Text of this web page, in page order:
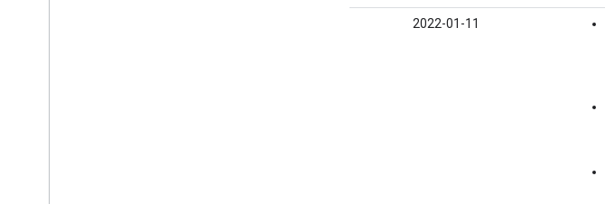
2022-01-11